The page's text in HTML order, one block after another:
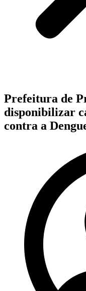
Prefeitura de
disponibilizar
contra a